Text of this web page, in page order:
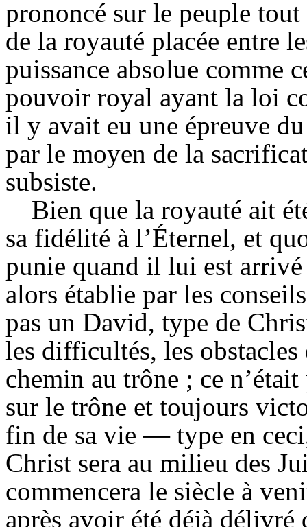
prononcé sur le peuple tout
de la royauté placée entre
puissance absolue comme
pouvoir royal ayant la loi
il y avait eu une épreuve
par le moyen de la
subsiste.
Bien que la royauté ait
sa fidélité à l’Éternel, et
punie quand il lui est
alors établie par les
pas un David, type de
les difficultés, les
chemin au trône ; ce
sur le trône et toujours
fin de sa vie — type en
Christ sera au milieu des
commencera le siècle à
après avoir été déjà délivré